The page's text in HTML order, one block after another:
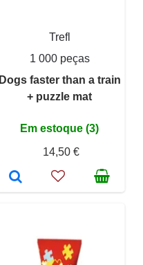
Trefl
1 000 peças
Dogs faster than a train
+ puzzle mat
Em estoque (3)
14,50 €